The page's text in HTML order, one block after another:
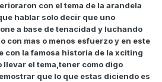
con el tema de la arandela
hablar solo decir que uno
a base de tenacidad y luchando
con mas o menos esfuerzo y en este
con la famosa historia de la xciting
llevar el tema,tener como digo
que lo que estas diciendo es